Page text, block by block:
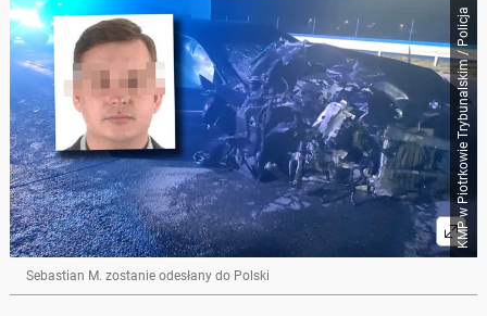
KMP w Piotrkowie Trybunalskim / Policja
Sebastian M. zostanie odesłany do Polski